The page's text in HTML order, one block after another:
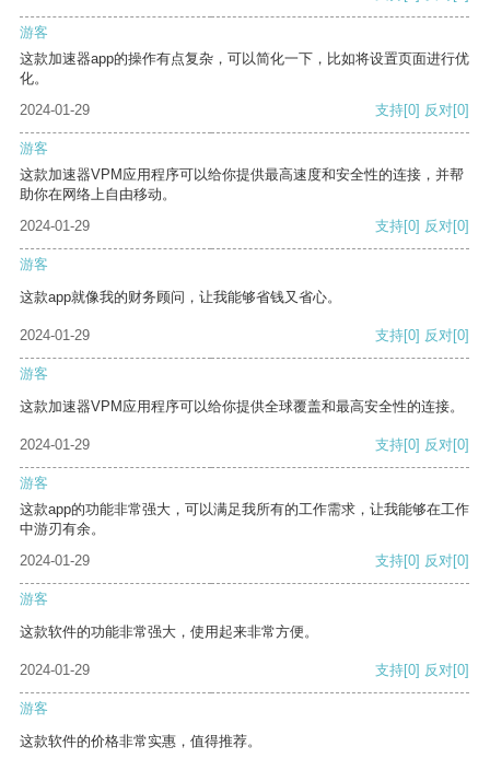
游客
这款加速器app的操作有点复杂，可以简化一下，比如将设置页面进行优
化。
2024-01-29
支持[0] 反对[0]
游客
这款加速器VPM应用程序可以给你提供最高速度和安全性的连接，并帮
助你在网络上自由移动。
2024-01-29
支持[0] 反对[0]
游客
这款app就像我的财务顾问，让我能够省钱又省心。
2024-01-29 支持[0] 反对[0]
游客
这款加速器VPM应用程序可以给你提供全球覆盖和最高安全性的连接。
2024-01-29 支持[0] 反对[0]
游客
这款app的功能非常强大，可以满足我所有的工作需求，让我能够在工作
中游刃有余。
2024-01-29
支持[0] 反对[0]
游客
这款软件的功能非常强大，使用起来非常方便。
2024-01-29 支持[0] 反对[0]
游客
这款软件的价格非常实惠，值得推荐。